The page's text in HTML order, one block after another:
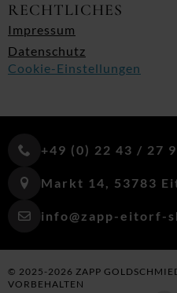
RECHTLICHES
Impressum
Datenschutz
Cookie-Einstellungen
+49 (0) 22 43 / 27
Markt 14, 53783
info@zapp-eitorf-
© 2025-2026 ZAPP
VORBEHALTEN